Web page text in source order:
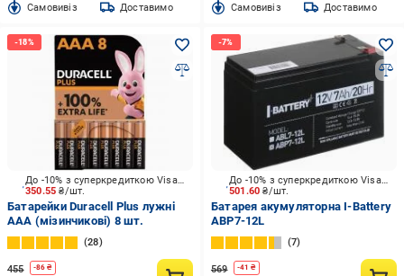
Cамовивіз Доставимо Cамовивіз Доставимо
350.55₴/шт.
До -10% з суперкредиткою Visa Вигода
Батарейки Duracell Plus лужні
AAA (мізинчикові) 8 шт.
28
455 -86 ₴
501.60₴/шт.
До -10% з суперкредиткою Visa Вигода
Батарея акумуляторна I-Battery
ABP7-12L
7
569 -41 ₴